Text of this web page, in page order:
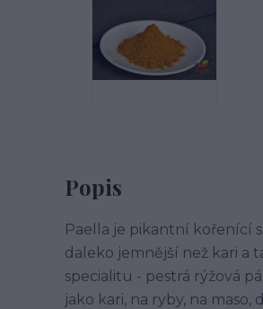
Popis
Paella je pikantní kořenící
daleko jemnější než kari a
specialitu - pestrá rýžová
jako kari, na ryby, na